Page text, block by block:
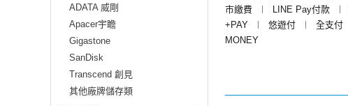
ADATA 威剛
Apacer宇瞻
Gigastone
SanDisk
Transcend 創見
其他廠牌儲存類
市繳費
︱ LINE Pay付款 ︱
+PAY
︱ 悠遊付 ︱ 全支付
MONEY